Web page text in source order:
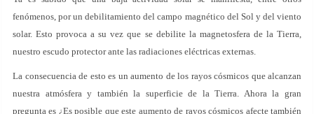
fenómenos, por un debilitamiento del campo magnético del Sol y del viento
solar. Esto provoca a su vez que se debilite la magnetosfera de la Tierra,
nuestro escudo protector ante las radiaciones eléctricas externas.
La consecuencia de esto es un aumento de los rayos cósmicos que alcanzan
nuestra atmósfera y también la superficie de la Tierra. Ahora la gran
pregunta es ¿Es posible que este aumento de rayos cósmicos afecte también